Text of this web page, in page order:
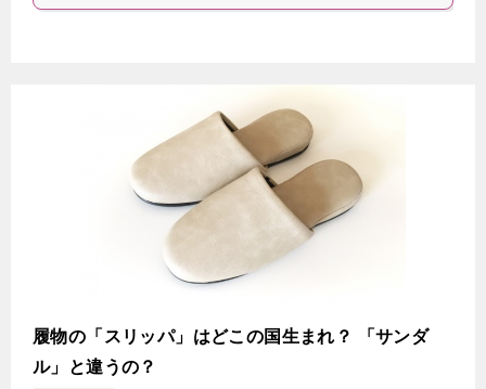
履物の「スリッパ」はどこの国生まれ？ 「サンダ
ル」と違うの？